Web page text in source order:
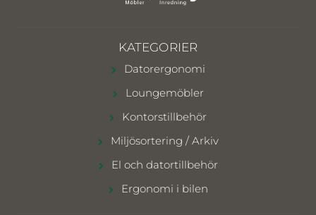
KATEGORIER
Datorergonomi
Loungemöbler
Kontorstillbehör
Miljösortering / Arkiv
El och datortillbehör
Ergonomi i bilen